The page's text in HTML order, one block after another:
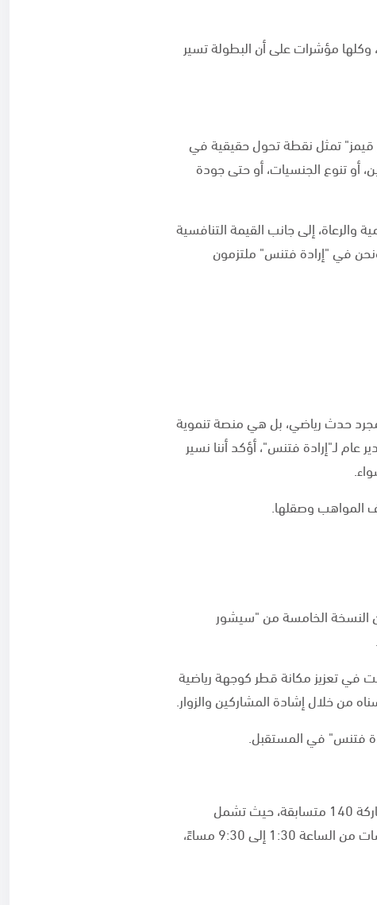
وكلها مؤشرات على أن البطولة تسير
تمثل نقطة تحول حقيقية في
أو تنوع الجنسيات، أو حتى جودة
إلى جانب القيمة التنافسية
في "إرادة فتنس" ملتزمون
حدث رياضي، بل هي منصة تنموية
لـ"إرادة فتنس"، أؤكد أننا نسير
المواهب وصقلها.
النسخة الخامسة من "سيشور
في تعزيز مكانة قطر كوجهة رياضية
من خلال إشادة المشاركين والزوار.
فتنس" في المستقبل.
ومن المقرر أن تقام اليوم منافسات السيدات (مفتوحة للسيدات فقط)، حتى الغد، والتي تشهد مشاركة 140 متسابقة، حيث تشمل
التنافس على فئتين، الفئة الفردية وفئة الفرق التي تتألف من لاعبتان في كل فريق، وستقام المنافسات من الساعة 1:30 إلى 9:30 مساءً،